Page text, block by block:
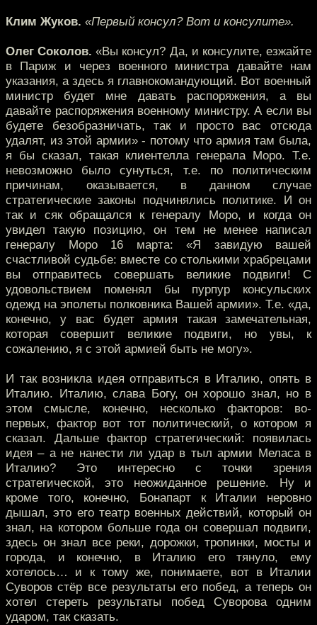
Клим Жуков. «Первый консул? Вот и консулите».
Олег Соколов. «Вы консул? Да, и консулите, езжайте
в Париж и через военного министра давайте нам
указания, а здесь я главнокомандующий. Вот военный
министр будет мне давать распоряжения, а вы
давайте распоряжения военному министру. А если вы
будете безобразничать, так и просто вас отсюда
удалят, из этой армии» - потому что армия там была,
я бы сказал, такая клиентелла генерала Моро. Т.е.
невозможно было сунуться, т.е. по политическим
причинам, оказывается, в данном случае
стратегические законы подчинялись политике. И он
так и сяк обращался к генералу Моро, и когда он
увидел такую позицию, он тем не менее написал
генералу Моро 16 марта: «Я завидую вашей
счастливой судьбе: вместе со столькими храбрецами
вы отправитесь совершать великие подвиги! С
удовольствием поменял бы пурпур консульских
одежд на эполеты полковника Вашей армии». Т.е. «да,
конечно, у вас будет армия такая замечательная,
которая совершит великие подвиги, но увы, к
сожалению, я с этой армией быть не могу».
И так возникла идея отправиться в Италию, опять в
Италию. Италию, слава Богу, он хорошо знал, но в
этом смысле, конечно, несколько факторов: во-
первых, фактор вот тот политический, о котором я
сказал. Дальше фактор стратегический: появилась
идея – а не нанести ли удар в тыл армии Меласа в
Италию? Это интересно с точки зрения
стратегической, это неожиданное решение. Ну и
кроме того, конечно, Бонапарт к Италии неровно
дышал, это его театр военных действий, который он
знал, на котором больше года он совершал подвиги,
здесь он знал все реки, дорожки, тропинки, мосты и
города, и конечно, в Италию его тянуло, ему
хотелось… и к тому же, понимаете, вот в Италии
Суворов стёр все результаты его побед, а теперь он
хотел стереть результаты побед Суворова одним
ударом, так сказать.